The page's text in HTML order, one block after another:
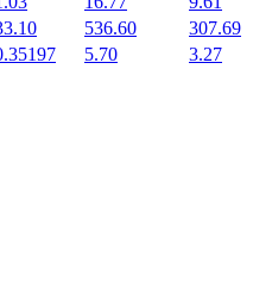
536.60
307.69
5.70
3.27